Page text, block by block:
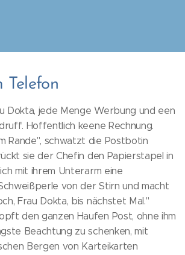
Telefon
Dokta, jede Menge Werbung und een
Hoffentlich keene Rechnung.
Rande", schwatzt die Postbotin
sie der Chefin den Papierstapel in
mit ihrem Unterarm eine
von der Stirn und macht
Frau Dokta, bis nächstet Mal."
den ganzen Haufen Post, ohne ihm
Beachtung zu schenken, mit
Bergen von Karteikarten